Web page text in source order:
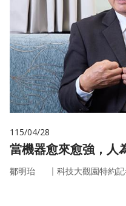
115/04/28
當機器愈來愈強，人
鄒明珆 ｜ 科技大觀園特約